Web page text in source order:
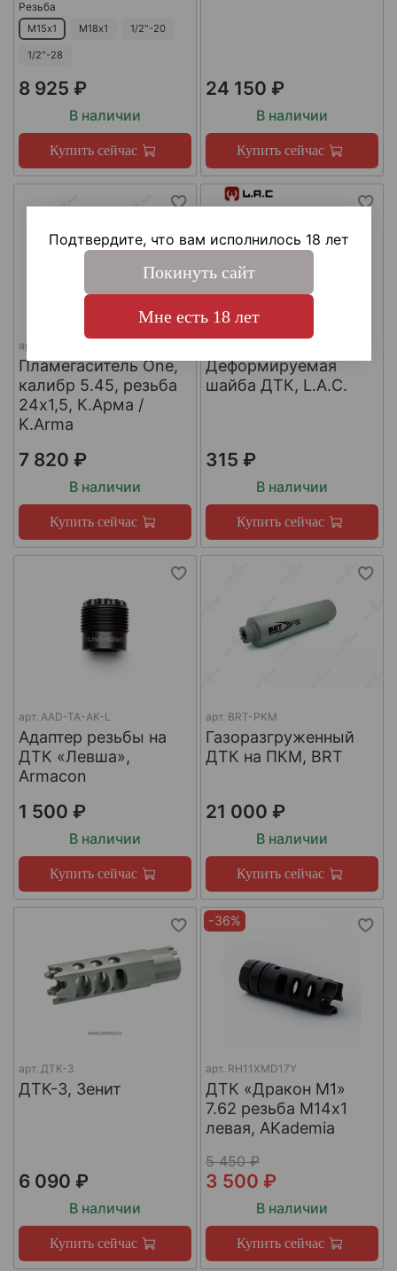
Резьба
М15х1 М18х1 1/2"-20
1/2"-28
8 925 ₽
В наличии
Купить сейчас
24 150 ₽
В наличии
Купить сейчас
арт.
Пламегаситель One,
калибр 5.45, резьба
24х1,5, К.Арма /
K.Arma
7 820 ₽
В наличии
Купить сейчас
Деформируемая
шайба ДТК, L.A.C.
315 ₽
В наличии
Купить сейчас
арт. AAD-TA-AK-L
Адаптер резьбы на
ДТК «Левша»,
Armacon
1 500 ₽
В наличии
Купить сейчас
арт. BRT-PKM
Газоразгруженный
ДТК на ПКМ, BRT
21 000 ₽
В наличии
Купить сейчас
арт. ДТК-3
ДТК-3, Зенит
6 090 ₽
В наличии
Купить сейчас
-36%
арт. RH11XMD17Y
ДТК «Дракон М1»
7.62 резьба М14х1
левая, AKademia
5 450 ₽
3 500 ₽
В наличии
Купить сейчас
Подтвердите, что вам исполнилось 18 лет
Покинуть сайт
Мне есть 18 лет